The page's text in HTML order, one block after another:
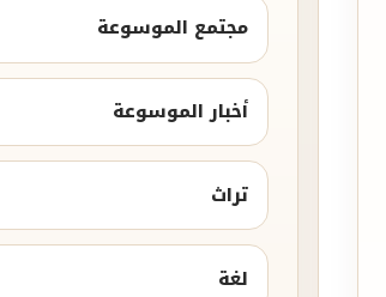
مجتمع الموسوعة
أخبار الموسوعة
تراث
لغة